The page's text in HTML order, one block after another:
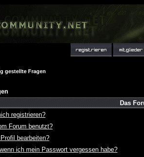
gestellte Fragen
Das
registrieren?
Forum benutzt?
bearbeiten?
ich mein Passwort vergessen habe?